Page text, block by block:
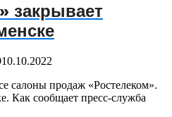
закрывает
10.10.2022
салоны продаж «Ростелеком».
Как сообщает пресс-служба